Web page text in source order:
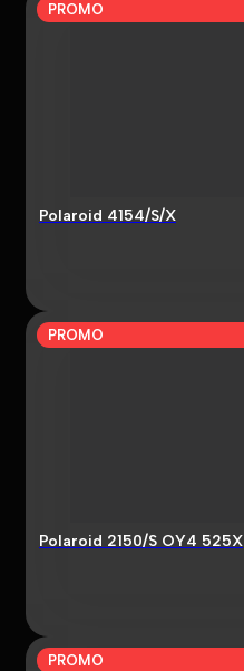
PROMO
Polaroid 4154/S/X
PROMO
Polaroid 2150/S OY4 525X
PROMO